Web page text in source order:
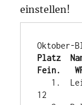
einstellen!
Platz
Fein.
12